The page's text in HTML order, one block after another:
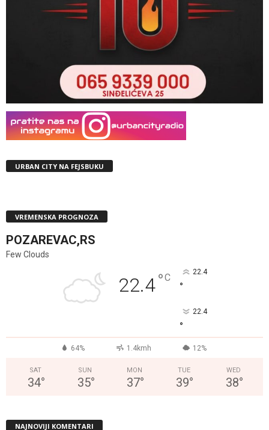
URBAN CITY NA FEJSBUKU
VREMENSKA PROGNOZA
POZAREVAC,RS
Few Clouds
22.4°C 22.4
°
22.4
°
64% 1.4kmh 12%
SAT
34°
SUN
35°
MON
37°
TUE
39°
WED
38°
NAJNOVIJI KOMENTARI